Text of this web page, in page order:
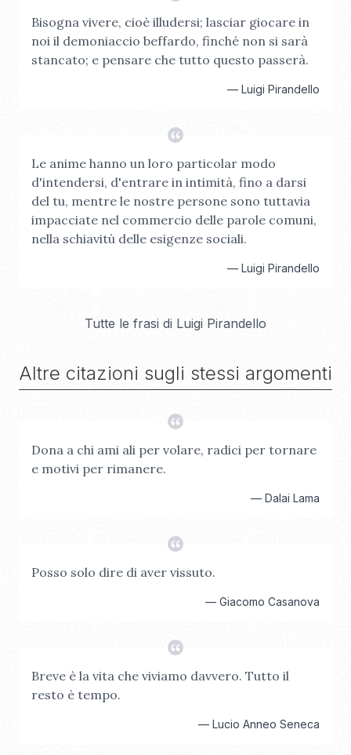
Bisogna vivere, cioè illudersi; lasciar giocare in
noi il demoniaccio beffardo, finché non si sarà
stancato; e pensare che tutto questo passerà.
— Luigi Pirandello
Le anime hanno un loro particolar modo
d'intendersi, d'entrare in intimità, fino a darsi
del tu, mentre le nostre persone sono tuttavia
impacciate nel commercio delle parole comuni,
nella schiavitù delle esigenze sociali.
— Luigi Pirandello
Tutte le frasi di Luigi Pirandello
Altre citazioni sugli stessi argomenti
Dona a chi ami ali per volare, radici per tornare
e motivi per rimanere.
— Dalai Lama
Posso solo dire di aver vissuto.
— Giacomo Casanova
Breve è la vita che viviamo davvero. Tutto il
resto è tempo.
— Lucio Anneo Seneca